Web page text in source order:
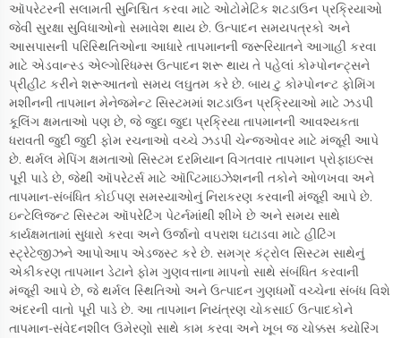
ઑપરેટરની સલામતી સુનિશ્ચિત કરવા માટે ઓટોમેટિક શટડાઉન પ્રક્રિયાઓ
જેવી સુરક્ષા સુવિધાઓનો સમાવેશ થાય છે. ઉત્પાદન સમયપત્રકો અને
આસપાસની પરિસ્થિતિઓના આધારે તાપમાનની જરૂરિયાતને આગાહી કરવા
માટે એડવાન્સ્ડ એલ્ગોરિધમ્સ ઉત્પાદન શરૂ થાય તે પહેલાં કોમ્પોનન્ટ્સને
પ્રીહીટ કરીને શરૂઆતનો સમય લઘુતમ કરે છે. બાય ટુ કોમ્પોનન્ટ ફોમિંગ
મશીનની તાપમાન મેનેજમેન્ટ સિસ્ટમમાં શટડાઉન પ્રક્રિયાઓ માટે ઝડપી
કૂલિંગ ક્ષમતાઓ પણ છે, જે જુદા જુદા પ્રક્રિયા તાપમાનની આવશ્યકતા
ધરાવતી જુદી જુદી ફોમ રચનાઓ વચ્ચે ઝડપી ચેન્જઓવર માટે મંજૂરી આપે
છે. થર્મલ મેપિંગ ક્ષમતાઓ સિસ્ટમ દરમિયાન વિગતવાર તાપમાન પ્રોફાઇલ્સ
પૂરી પાડે છે, જેથી ઑપરેટર્સ માટે ઑપ્ટિમાઇઝેશનની તકોને ઓળખવા અને
તાપમાન-સંબંધિત કોઈપણ સમસ્યાઓનું નિરાકરણ કરવાની મંજૂરી આપે છે.
ઇન્ટેલિજન્ટ સિસ્ટમ ઑપરેટિંગ પેટર્નમાંથી શીખે છે અને સમય સાથે
કાર્યક્ષમતામાં સુધારો કરવા અને ઉર્જાનો વપરાશ ઘટાડવા માટે હીટિંગ
સ્ટ્રેટેજીઝને આપોઆપ એડજસ્ટ કરે છે. સમગ્ર કંટ્રોલ સિસ્ટમ સાથેનું
એકીકરણ તાપમાન ડેટાને ફોમ ગુણવત્તાના માપનો સાથે સંબંધિત કરવાની
મંજૂરી આપે છે, જે થર્મલ સ્થિતિઓ અને ઉત્પાદન ગુણધર્મો વચ્ચેના સંબંધ વિશે
અંદરની વાતો પૂરી પાડે છે. આ તાપમાન નિયંત્રણ ચોકસાઈ ઉત્પાદકોને
તાપમાન-સંવેદનશીલ ઉમેરણો સાથે કામ કરવા અને ખૂબ જ ચોક્કસ ક્યોરિંગ